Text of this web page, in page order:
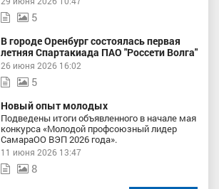
5
В городе Оренбург состоялась первая
летняя Спартакиада ПАО "Россети Волга"
26 июня 2026 16:02
5
Новый опыт молодых
Подведены итоги объявленного в начале мая
конкурса «Молодой профсоюзный лидер
СамараОО ВЭП 2026 года».
11 июня 2026 13:47
8